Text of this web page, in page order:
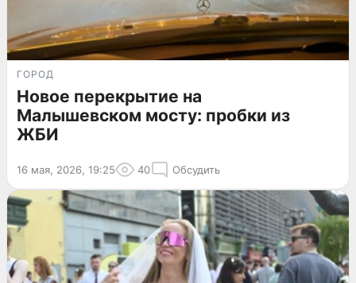
ГОРОД
Новое перекрытие на
Малышевском мосту: пробки из
ЖБИ
16 мая, 2026, 19:25 40 Обсудить